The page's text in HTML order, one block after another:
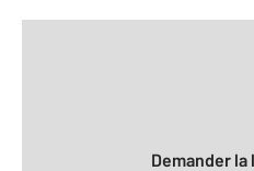
Demander